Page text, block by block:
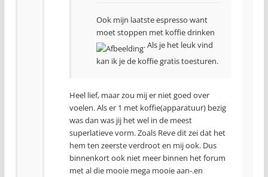
Ook mijn laatste espresso want
moet stoppen met koffie drinken
. Als je het leuk vind
kan ik je de koffie gratis toesturen.
Heel lief, maar zou mij er niet goed over
voelen. Als er 1 met koffie(apparatuur) bezig
was dan was jij het wel in de meest
superlatieve vorm. Zoals Reve dit zei dat het
hem ten zeerste verdroot en mij ook. Dus
binnenkort ook niet meer binnen het forum
met al die mooie mega mooie aan-.en